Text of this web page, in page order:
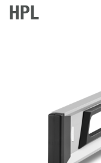
HPL